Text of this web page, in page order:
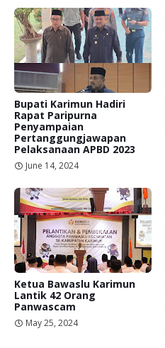
Bupati Karimun Hadiri
Rapat Paripurna
Penyampaian
Pertanggungjawapan
Pelaksanaan APBD 2023
June 14, 2024
Ketua Bawaslu Karimun
Lantik 42 Orang
Panwascam
May 25, 2024